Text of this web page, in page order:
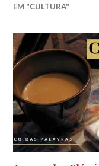
EM "CULTURA"